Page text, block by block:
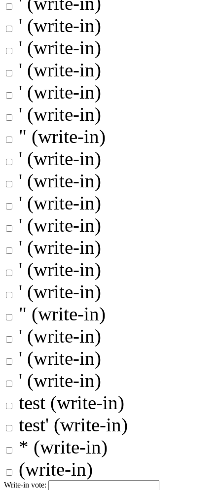
' (write-in)
' (write-in)
' (write-in)
' (write-in)
' (write-in)
" (write-in)
' (write-in)
' (write-in)
' (write-in)
' (write-in)
' (write-in)
' (write-in)
' (write-in)
" (write-in)
' (write-in)
' (write-in)
' (write-in)
test (write-in)
test' (write-in)
* (write-in)
(write-in)
Write-in vote: